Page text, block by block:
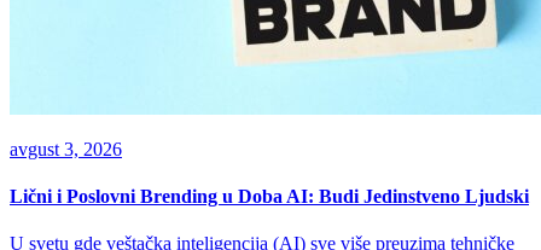
avgust 3, 2026
Lični i Poslovni Brending u Doba AI: Budi Jedinstveno Ljudski
U svetu gde veštačka inteligencija (AI) sve više preuzima tehničke